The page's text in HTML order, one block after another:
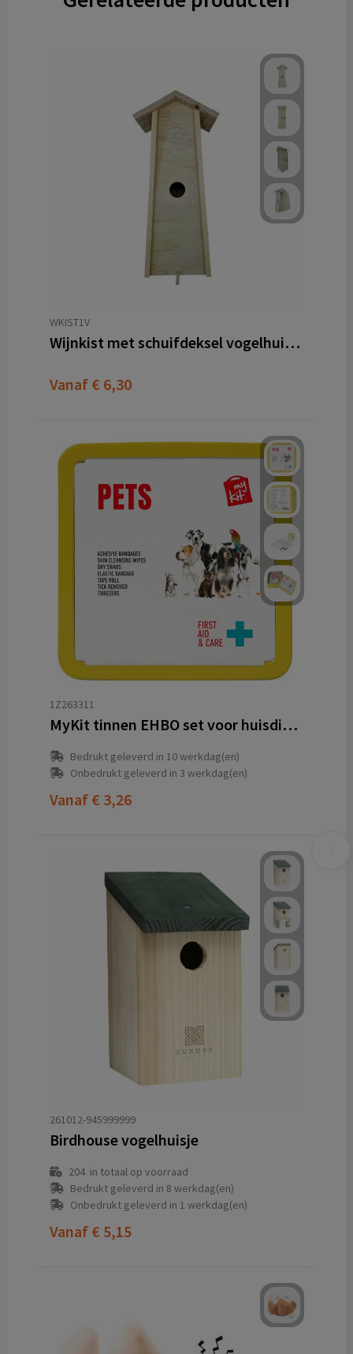
WKIST1V
Wijnkist met schuifdeksel vogelhuisje 1-vaks
Vanaf € 6,30
1Z263311
MyKit tinnen EHBO set voor huisdieren
Bedrukt geleverd in 10 werkdag(en)
Onbedrukt geleverd in 3 werkdag(en)
Vanaf € 3,26
261012-945999999
Birdhouse vogelhuisje
204in totaal op voorraad
Bedrukt geleverd in 8 werkdag(en)
Onbedrukt geleverd in 1 werkdag(en)
Vanaf € 5,15